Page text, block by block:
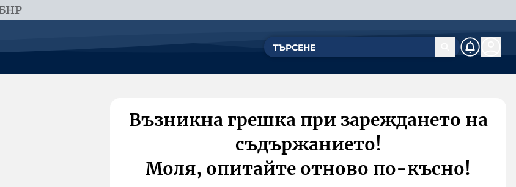
Възникна грешка при зареждането на
съдържанието!
Моля, опитайте отново по-късно!